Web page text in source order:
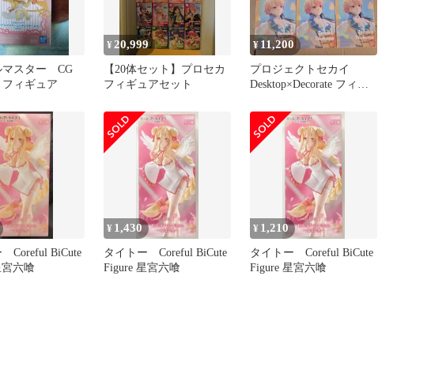
マスター CG
ィギュア
¥ 20,999
【20体セット】プロセカ
フィギュアセット
¥ 11,200
プロジェクトセカイ
Desktop×Decorate フィギ
Coreful BiCute
六喰
¥ 1,430
タイトー Coreful BiCute
Figure 星宮六喰
¥ 1,210
タイトー Coreful BiCute
Figure 星宮六喰